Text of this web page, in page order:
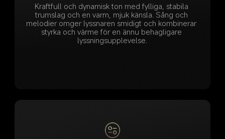
Kraftfull och dynamisk ton med fylliga, stabila
trumslag och en varm, mjuk känsla. Sång och
melodier omger lyssnaren smidigt och kombinerar
styrka och värme för en ännu behagligare
lyssningsupplevelse.